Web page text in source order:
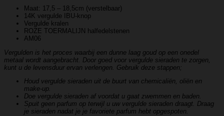
Maat: 17,5 – 18,5cm (verstelbaar)
14K vergulde IBU-knop
Vergulde kralen
ROZE TOERMALIJN halfedelstenen
AM06
Vergulden is het proces waarbij een dunne laag goud op een onedel
metaal wordt aangebracht. Door goed voor vergulde sieraden te zorgen,
kunt u de levensduur ervan verlengen. Gebruik deze stappen;
Houd vergulde sieraden uit de buurt van chemicaliën, oliën en
make-up.
Doe vergulde sieraden af ​​voordat u gaat zwemmen en baden.
Spuit geen parfum op terwijl u uw vergulde sieraden draagt. Draag
je sieraden nadat je je favoriete parfum hebt opgespoten.